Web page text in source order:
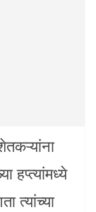
हप्त्यांमध्ये
त्यांच्या